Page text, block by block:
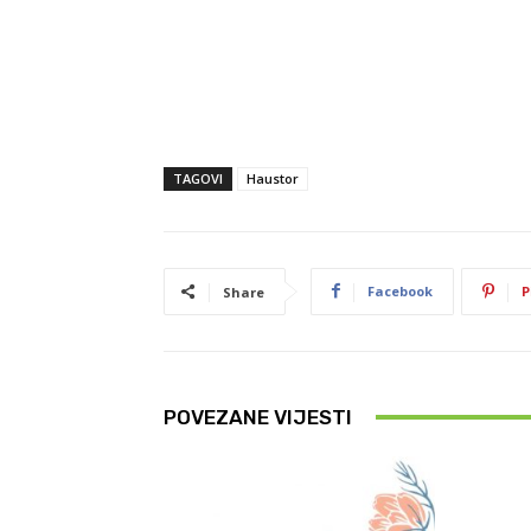
TAGOVI Haustor
Share Facebook
POVEZANE VIJESTI